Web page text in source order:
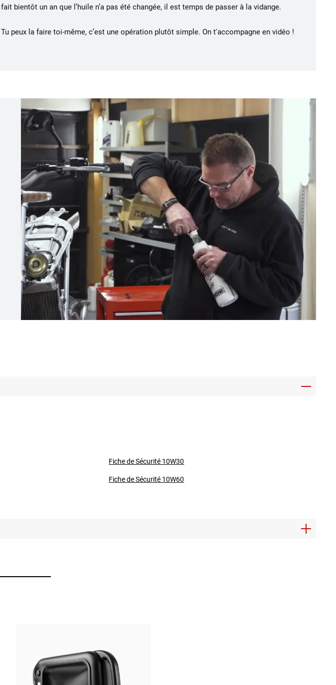
fait bientôt un an que l’huile n’a pas été changée, il est temps de passer à la vidange.
Tu peux la faire toi-même, c’est une opération plutôt simple. On t'accompagne en vidéo !
Fiche de Sécurité 10W30
Fiche de Sécurité 10W60